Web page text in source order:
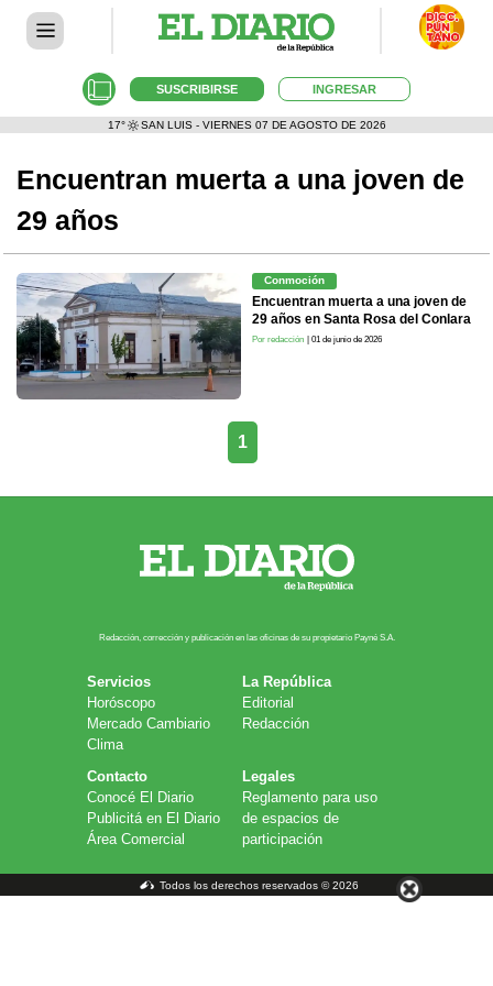
SUSCRIBIRSE INGRESAR
17° SAN LUIS - VIERNES 07 DE AGOSTO DE 2026
Encuentran muerta a una joven de
29 años
Conmoción
Encuentran muerta a una joven de
29 años en Santa Rosa del Conlara
Por redacción | 01 de junio de 2026
1
Redacción, corrección y publicación en las oficinas de su propietario Payn​é S.A.
Servicios
Horóscopo
Mercado Cambiario
Clima
La República
Editorial
Redacción
Contacto
Conocé El Diario
Publicitá en El Diario
Área Comercial
Legales
Reglamento para uso
de espacios de
participación
Todos los derechos reservados © 2026